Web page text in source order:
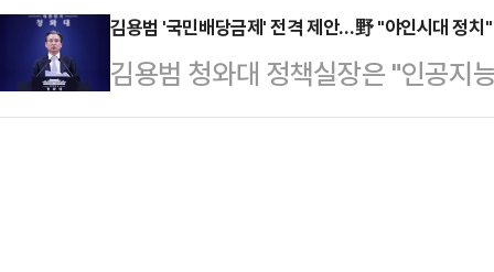
다. 전날 열린 1차 회의는 오전 10
이어졌지만 최종 합의에는 이르지
부분은 성과급…
를 상대로 선거에 못 이기면 정말
세훈 후보는 12일 서울 여의도 중
당 선거대책위원회 발족식 및 연석
김용범 '국민배당금제' 전격 제안…野 "야인시대 정치"
김용범 청와대 정책실장은 "인공지
의 결과가 아니다"라며 '국민배당금